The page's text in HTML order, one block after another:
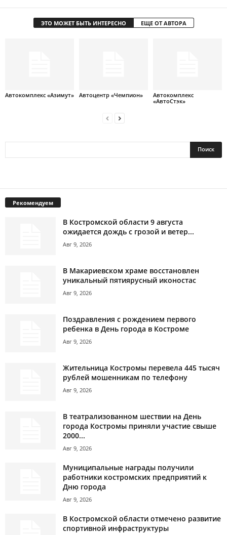
ЭТО МОЖЕТ БЫТЬ ИНТЕРЕСНО ЕЩЕ ОТ АВТОРА
Автокомплекс «Азимут» Автоцентр «Чемпион»
Автокомплекс
«АвтоСтэк»
Рекомендуем
В Костромской области 9 августа
ожидается дождь с грозой и ветер...
Авг 9, 2026
В Макариевском храме восстановлен
уникальный пятиярусный иконостас
Авг 9, 2026
Поздравления с рождением первого
ребенка в День города в Костроме
Авг 9, 2026
Жительница Костромы перевела 445 тысяч
рублей мошенникам по телефону
Авг 9, 2026
В театрализованном шествии на День
города Костромы приняли участие свыше
2000...
Авг 9, 2026
Муниципальные награды получили
работники костромских предприятий к
Дню города
Авг 9, 2026
В Костромской области отмечено развитие
спортивной инфраструктуры